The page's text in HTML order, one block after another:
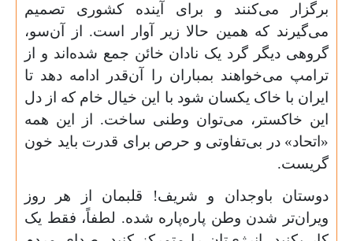
برگزار می‌کنند و برای آینده‌ کشوری تصمیم
می‌گیرند که همین حالا زیر آوار است. از آن‌سو،
گروهی دیگر گرد یک نادان خائن جمع شده‌اند و از
ترامپ می‌خواهند بمباران را آن‌قدر ادامه دهد تا
ایران با خاک یکسان شود با این خیال خام که از دل
این خاکستر، می‌توان وطنی ساخت. از این همه
«اتحاد» در بی‌تفاوتی و حرص برای قدرت باید خون
گریست.
دوستان باوجدان و شریف! قلبمان از هر روز
ویران‌تر شدن وطن پاره‌پاره شده. لطفاً، فقط یک